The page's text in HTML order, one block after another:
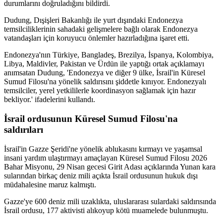
durumlarını doğruladığını bildirdi.
Dudung, Dışişleri Bakanlığı ile yurt dışındaki Endonezya
temsilciliklerinin sahadaki gelişmelere bağlı olarak Endonezya
vatandaşları için koruyucu önlemler hazırladığına işaret etti.
Endonezya'nın Türkiye, Bangladeş, Brezilya, İspanya, Kolombiya,
Libya, Maldivler, Pakistan ve Ürdün ile yaptığı ortak açıklamayı
anımsatan Dudung, 'Endonezya ve diğer 9 ülke, İsrail'in Küresel
Sumud Filosu'na yönelik saldırısını şiddetle kınıyor. Endonezyalı
temsilciler, yerel yetkililerle koordinasyon sağlamak için hazır
bekliyor.' ifadelerini kullandı.
İsrail ordusunun Küresel Sumud Filosu'na
saldırıları
İsrail'in Gazze Şeridi'ne yönelik ablukasını kırmayı ve yaşamsal
insani yardım ulaştırmayı amaçlayan Küresel Sumud Filosu 2026
Bahar Misyonu, 29 Nisan gecesi Girit Adası açıklarında Yunan kara
sularından birkaç deniz mili açıkta İsrail ordusunun hukuk dışı
müdahalesine maruz kalmıştı.
Gazze'ye 600 deniz mili uzaklıkta, uluslararası sulardaki saldırısında
İsrail ordusu, 177 aktivisti alıkoyup kötü muamelede bulunmuştu.